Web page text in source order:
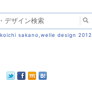
koichi sakano,welle design 2012